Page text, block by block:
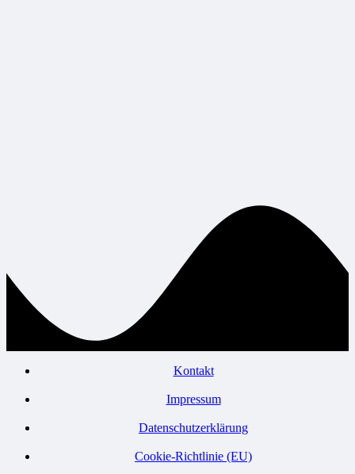
Kontakt
Impressum
Datenschutzerklärung
Cookie-Richtlinie (EU)